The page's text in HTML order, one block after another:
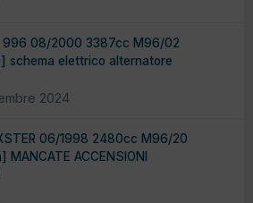
996 08/2000 3387cc M96/02
schema elettrico alternatore
2024
06/1998 2480cc M96/20
MANCATE ACCENSIONI